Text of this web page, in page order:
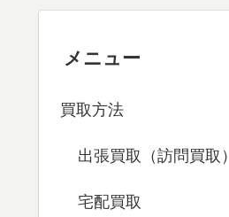
メニュー
買取方法
出張買取（訪問買取）
宅配買取